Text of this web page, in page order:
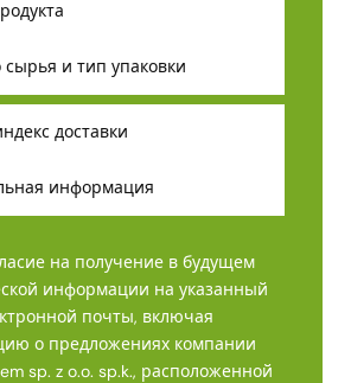
на получение в будущем
информации на указанный
почты, включая
о предложениях компании
sp. z o.o. sp.k., расположенной